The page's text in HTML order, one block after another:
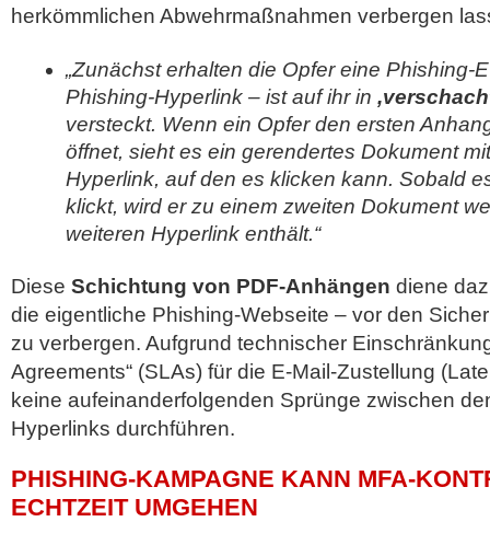
herkömmlichen Abwehrmaßnahmen verbergen
„Zunächst erhalten die Opfer eine Phishing-
Phishing-Hyperlink – ist auf ihr in
versteckt. Wenn ein Opfer den ersten
öffnet, sieht es ein gerendertes Dokument
Hyperlink, auf den es klicken kann. Sobald
klickt, wird er zu einem zweiten Dokument
weiteren Hyperlink enthält.“
Diese Schichtung von PDF-Anhängen diene
die eigentliche Phishing-Webseite – vor den
zu verbergen. Aufgrund technischer
Agreements“ (SLAs) für die E-Mail-Zustellung
keine aufeinanderfolgenden Sprünge zwischen
Hyperlinks durchführen.
PHISHING-KAMPAGNE KANN MFA-
ECHTZEIT UMGEHEN